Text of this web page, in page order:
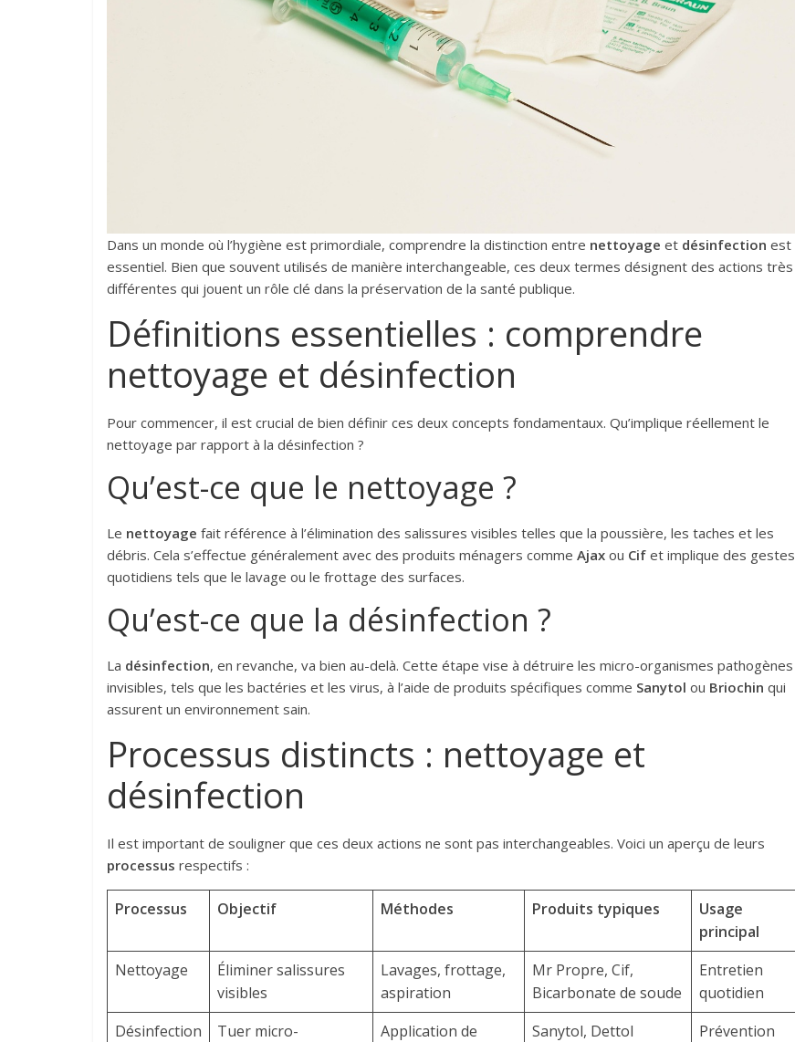
Dans un monde où l’hygiène est primordiale, comprendre la distinction entre nettoyage et désinfection est
essentiel. Bien que souvent utilisés de manière interchangeable, ces deux termes désignent des actions très
différentes qui jouent un rôle clé dans la préservation de la santé publique.
Définitions essentielles : comprendre
nettoyage et désinfection
Pour commencer, il est crucial de bien définir ces deux concepts fondamentaux. Qu’implique réellement le
nettoyage par rapport à la désinfection ?
Qu’est-ce que le nettoyage ?
Le nettoyage fait référence à l’élimination des salissures visibles telles que la poussière, les taches et les
débris. Cela s’effectue généralement avec des produits ménagers comme Ajax ou Cif et implique des gestes
quotidiens tels que le lavage ou le frottage des surfaces.
Qu’est-ce que la désinfection ?
La désinfection, en revanche, va bien au-delà. Cette étape vise à détruire les micro-organismes pathogènes
invisibles, tels que les bactéries et les virus, à l’aide de produits spécifiques comme Sanytol ou Briochin qui
assurent un environnement sain.
Processus distincts : nettoyage et
désinfection
Il est important de souligner que ces deux actions ne sont pas interchangeables. Voici un aperçu de leurs
processus respectifs :
Processus Objectif Méthodes Produits typiques
Usage
principal
Nettoyage
Éliminer salissures
visibles
Lavages, frottage,
aspiration
Mr Propre, Cif,
Bicarbonate de soude
Entretien
quotidien
Désinfection
Tuer micro-
Application de
Sanytol, Dettol
Prévention